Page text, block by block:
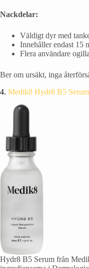
Nackdelar:
Väldigt dyr med
Innehåller endast 15
Flera användare
Ber om ursäkt, inga
4. Medik8 Hydr8 B5 Serum
Hydr8 B5 Serum från